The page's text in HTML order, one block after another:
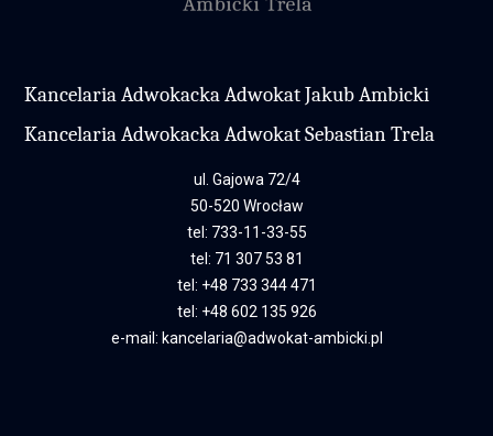
Kancelaria Adwokacka Adwokat Jakub Ambicki
Kancelaria Adwokacka Adwokat Sebastian Trela
ul. Gajowa 72/4
50-520 Wrocław
tel: 733-11-33-55
tel: 71 307 53 81
tel: +48 733 344 471
tel: +48 602 135 926
e-mail: kancelaria@adwokat-ambicki.pl